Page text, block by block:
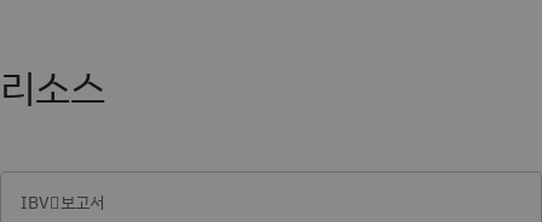
리소스
IBV𓢂보고서